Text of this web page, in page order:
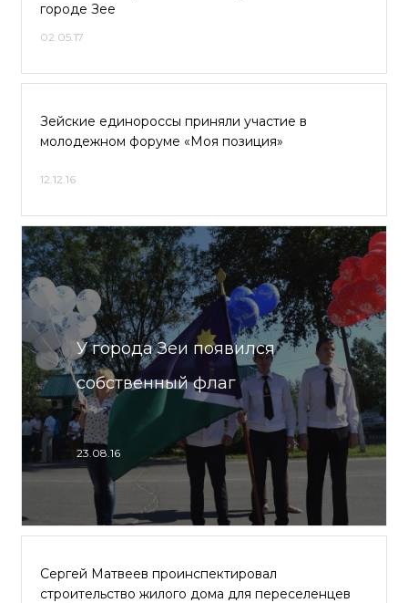
городе Зее
02.05.17
Зейские единороссы приняли участие в
молодежном форуме «Моя позиция»
12.12.16
У города Зеи появился
собственный флаг
23.08.16
Сергей Матвеев проинспектировал
строительство жилого дома для переселенцев